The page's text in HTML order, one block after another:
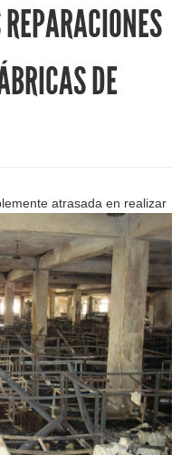
DE
atrasada en realizar